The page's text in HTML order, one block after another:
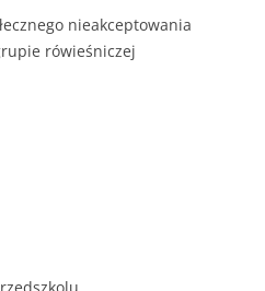
nieakceptowania
rówieśniczej